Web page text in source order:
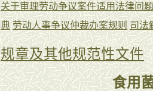
关于审理劳动争议案件适用法律问
典 劳动人事争议仲裁办案规则 司法
规章及其他规范性文件
食用